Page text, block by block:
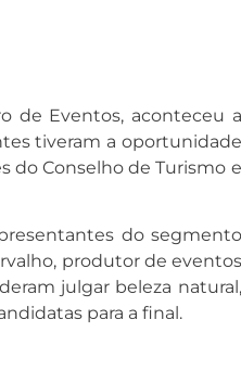
de Eventos, aconteceu a
tiveram a oportunidade
do Conselho de Turismo e
do segmento
produtor de eventos
julgar beleza natural,
para a final.